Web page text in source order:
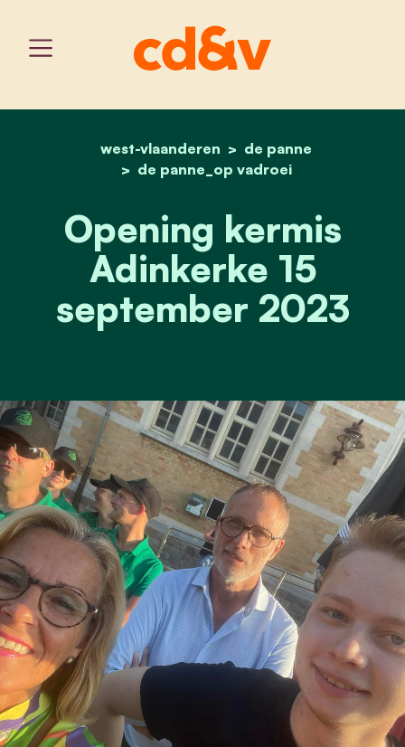
home
west-vlaanderen
de panne
de panne_op vadroei
opening kermis
Opening kermis
Adinkerke 15
september 2023